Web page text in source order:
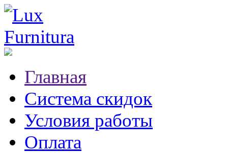
Главная
Система скидок
Условия работы
Оплата